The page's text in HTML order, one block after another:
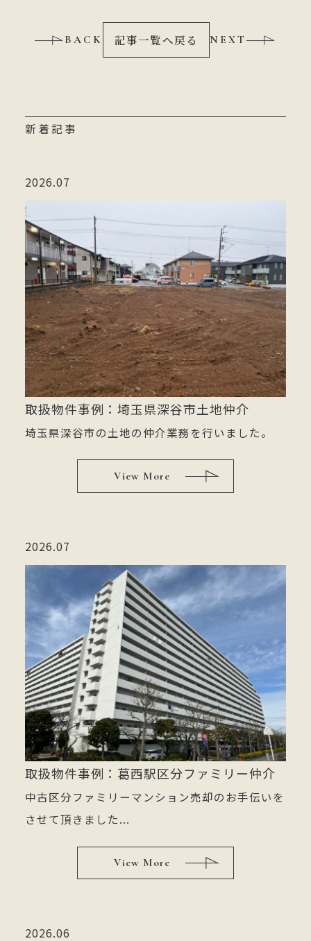
BACK 記事一覧へ戻る NEXT
新着記事
2026.07
取扱物件事例：埼玉県深谷市土地仲介
埼玉県深谷市の土地の仲介業務を行いました。
View More
2026.07
取扱物件事例：葛西駅区分ファミリー仲介
中古区分ファミリーマンション売却のお手伝いを
させて頂きました...
View More
2026.06